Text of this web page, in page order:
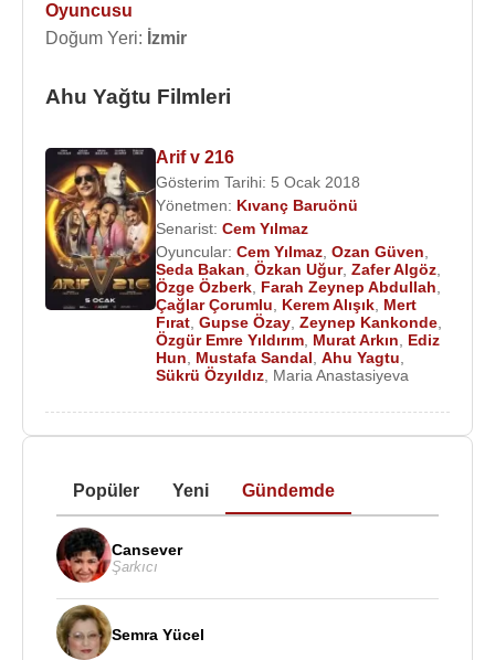
Oyuncusu
Doğum Yeri: İzmir
Ahu Yağtu Filmleri
Arif v 216
Gösterim Tarihi: 5 Ocak 2018
Yönetmen: Kıvanç Baruönü
Senarist: Cem Yılmaz
Oyuncular: Cem Yılmaz Ozan Güven
Seda Bakan Özkan Uğur, Zafer Algöz
Özge Özberk Farah Zeynep Abdullah
Çağlar Çorumlu
Kerem Alışık Mert
Fırat Gupse Özay Zeynep Kankonde
Özgür Emre Yıldırım Murat Arkın
Ediz
Hun
Mustafa Sandal Ahu Yagtu
Sükrü Özyıldız Maria Anastasiyeva
Popüler Yeni Gündemde
Cansever
Şarkıcı
Semra Yücel